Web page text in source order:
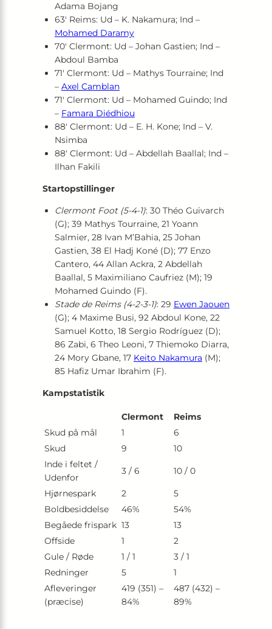
Adama Bojang
63′ Reims: Ud – K. Nakamura; Ind –
Mohamed Daramy
70′ Clermont: Ud – Johan Gastien; Ind –
Abdoul Bamba
71′ Clermont: Ud – Mathys Tourraine; Ind
– Axel Camblan
71′ Clermont: Ud – Mohamed Guindo; Ind
– Famara Diédhiou
88′ Clermont: Ud – E. H. Kone; Ind – V.
Nsimba
88′ Clermont: Ud – Abdellah Baallal; Ind –
Ilhan Fakili
Startopstillinger
Clermont Foot (5-4-1): 30 Théo Guivarch
(G); 39 Mathys Tourraine, 21 Yoann
Salmier, 28 Ivan M’Bahia, 25 Johan
Gastien, 38 El Hadj Koné (D); 77 Enzo
Cantero, 44 Allan Ackra, 2 Abdellah
Baallal, 5 Maximiliano Caufriez (M); 19
Mohamed Guindo (F).
Stade de Reims (4-2-3-1): 29 Ewen Jaouen
(G); 4 Maxime Busi, 92 Abdoul Kone, 22
Samuel Kotto, 18 Sergio Rodríguez (D);
86 Zabi, 6 Theo Leoni, 7 Thiemoko Diarra,
24 Mory Gbane, 17 Keito Nakamura (M);
85 Hafiz Umar Ibrahim (F).
Kampstatistik
Clermont
Reims
Skud på mål
1
6
Skud
9
10
Inde i feltet /
Udenfor
3 / 6 10 / 0
Hjørnespark 2
5
Boldbesiddelse
46%
54%
Begåede frispark 13
13
Offside
1
2
Gule / Røde
1 / 1
3 / 1
Redninger
5
1
Afleveringer
(præcise)
419 (351) –
84%
487 (432) –
89%